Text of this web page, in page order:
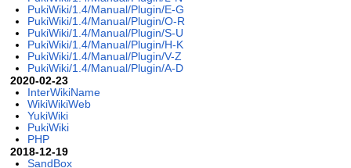
PukiWiki/1.4/Manual/Plugin/E-G
PukiWiki/1.4/Manual/Plugin/O-R
PukiWiki/1.4/Manual/Plugin/S-U
PukiWiki/1.4/Manual/Plugin/H-K
PukiWiki/1.4/Manual/Plugin/V-Z
PukiWiki/1.4/Manual/Plugin/A-D
2020-02-23
InterWikiName
WikiWikiWeb
YukiWiki
PukiWiki
PHP
2018-12-19
SandBox